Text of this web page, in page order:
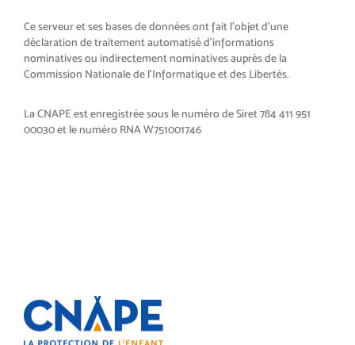
Ce serveur et ses bases de données ont fait l’objet d’une
déclaration de traitement automatisé d’informations
nominatives ou indirectement nominatives auprès de la
Commission Nationale de l’Informatique et des Libertés.
La CNAPE est enregistrée sous le numéro de Siret 784 411 951
00030 et le numéro RNA W751001746